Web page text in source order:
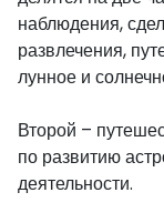
наблюдения,
развлечения,
лунное и
Второй –
по развитию
деятельности.